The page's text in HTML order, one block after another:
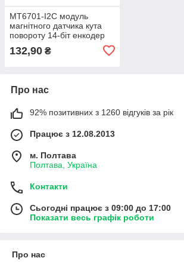
MT6701-I2C модуль
магнітного датчика кута
повороту 14-біт енкодер
132,90 ₴
Про нас
92% позитивних з 1260 відгуків за рік
Працює з 12.08.2013
м. Полтава
Полтава, Україна
Контакти
Сьогодні працює з 09:00 до 17:00
Показати весь графік роботи
Про нас